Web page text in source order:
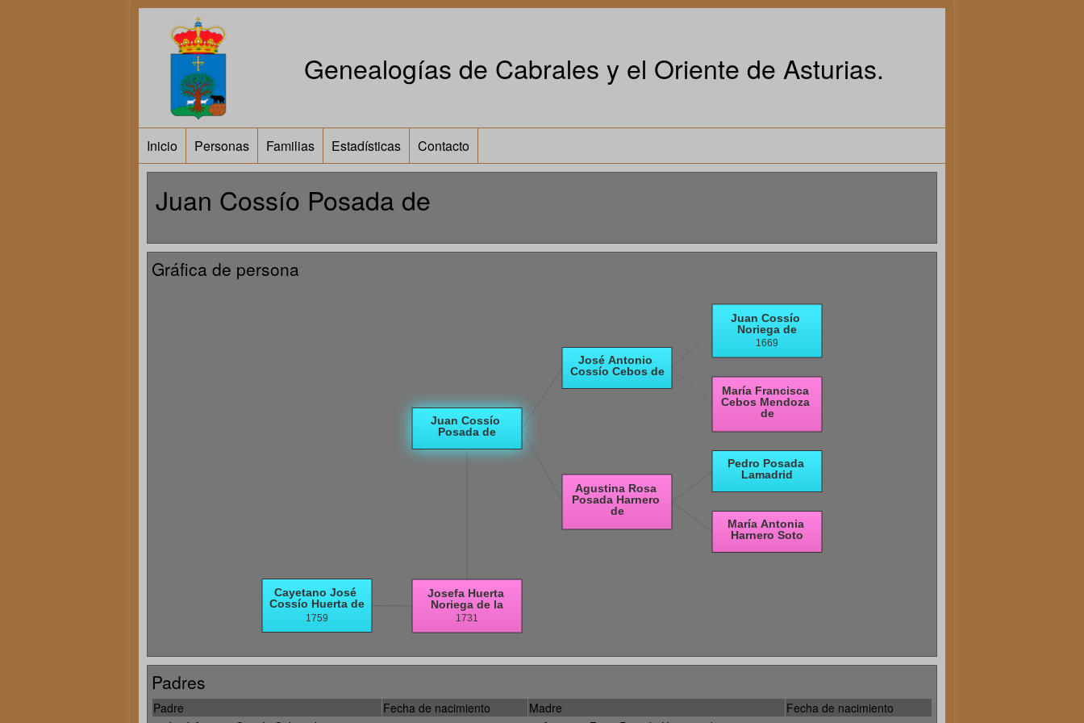
Genealogías de Cabrales y el Oriente de Asturias.
Inicio Personas Familias Estadísticas Contacto
Juan Cossío Posada de
Gráfica de persona
Padres
Padre Fecha de nacimiento Madre
Fecha de nacimiento